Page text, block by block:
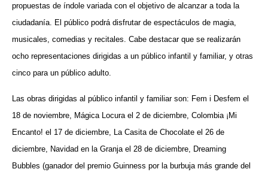
propuestas de índole variada con el objetivo de alcanzar a toda la
ciudadanía. El público podrá disfrutar de espectáculos de magia,
musicales, comedias y recitales. Cabe destacar que se realizarán
ocho representaciones dirigidas a un público infantil y familiar, y otras
cinco para un público adulto.
Las obras dirigidas al público infantil y familiar son: Fem i Desfem el
18 de noviembre, Mágica Locura el 2 de diciembre, Colombia ¡Mi
Encanto! el 17 de diciembre, La Casita de Chocolate el 26 de
diciembre, Navidad en la Granja el 28 de diciembre, Dreaming
Bubbles (ganador del premio Guinness por la burbuja más grande del